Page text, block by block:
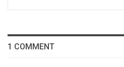
1 COMMENT